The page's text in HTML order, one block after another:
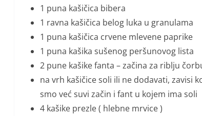
1 puna kašičica bibera
1 ravna kašičica belog luka u granulama
1 puna kašičica crvene mlevene paprike
1 puna kašika sušenog peršunovog lista
2 pune kašike fanta – začina za riblju
na vrh kašičice soli ili ne dodavati, zavisi
smo već suvi začin i fant u kojem ima soli
4 kašike prezle ( hlebne mrvice )